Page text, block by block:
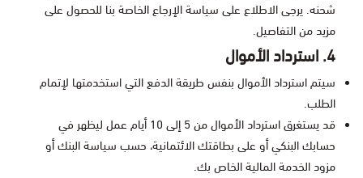
شحنه. يرجى الاطلاع على سياسة الإرجاع الخاصة بنا للحصول على
مزيد من التفاصيل.
4. استرداد الأموال
سيتم استرداد الأموال بنفس طريقة الدفع التي استخدمتها لإتمام
الطلب.
قد يستغرق استرداد الأموال من 5 إلى 10 أيام عمل ليظهر في
حسابك البنكي أو على بطاقتك الائتمانية، حسب سياسة البنك أو
مزود الخدمة المالية الخاص بك.